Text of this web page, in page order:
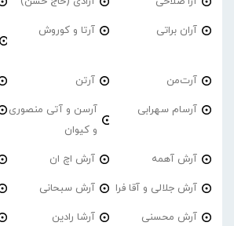
آران براتی آرتا و کوروش
آرت‌من آرتن
آرسام سهرابی
آرسن و آتی منصوری
و کیوان
آرش آهمه آرش اچ ان
آرش جلالی و آقا فرا آرش سبحانی
آرش محسنی آرشا رادین